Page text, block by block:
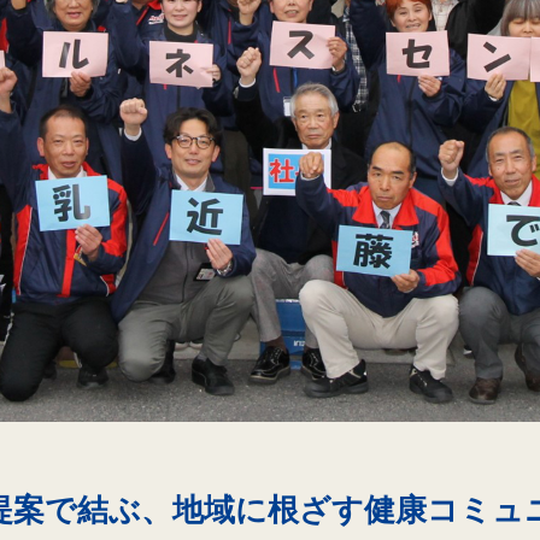
案で結ぶ、地域に根ざす健康コミュ